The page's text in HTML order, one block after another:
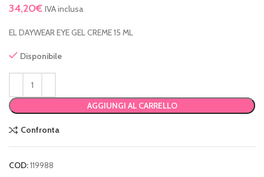
34,20€ IVA inclusa
EL DAYWEAR EYE GEL CREME 15 ML
Disponibile
AGGIUNGI AL CARRELLO
Confronta
COD:119988